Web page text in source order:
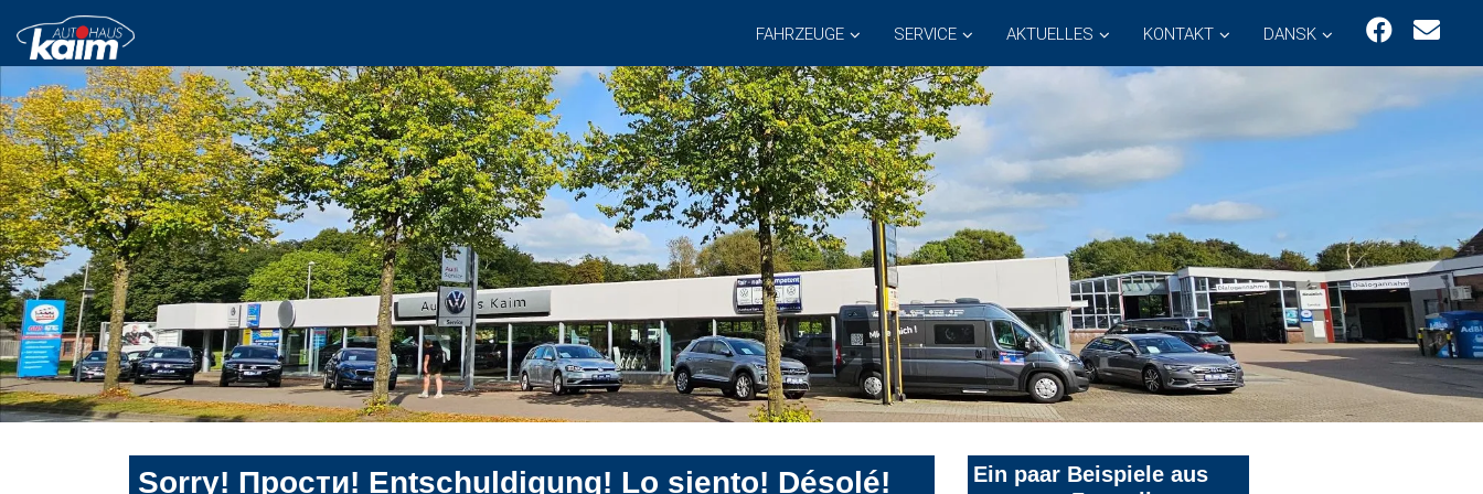
FAHRZEUGE SERVICE AKTUELLES KONTAKT DANSK
Sorry! Прости! Entschuldigung! Lo siento! Désolé!
Ein paar Beispiele aus